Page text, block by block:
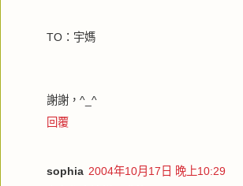
TO：宇媽
謝謝，^_^
回覆
sophia 2004年10月17日 晚上10:29